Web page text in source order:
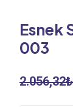
Esnek
003
2.056,32₺